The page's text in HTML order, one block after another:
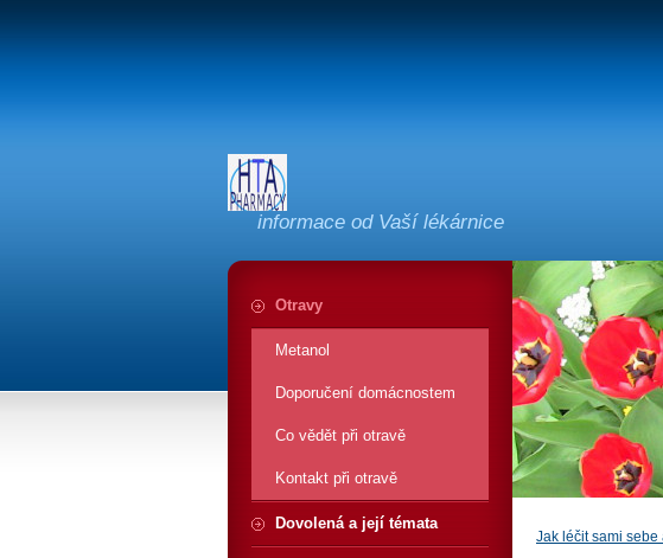
informace od Vaší lékárnice
Jak léčit sami
Otravy
Metanol
Doporučení domácnostem
Co vědět při otravě
Kontakt při otravě
Dovolená a její témata